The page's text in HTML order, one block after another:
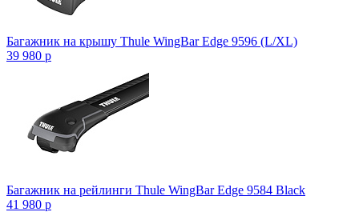
Багажник на крышу Thule WingBar Edge 9596 (L/XL)
39 980 p
Багажник на рейлинги Thule WingBar Edge 9584 Black
41 980 p